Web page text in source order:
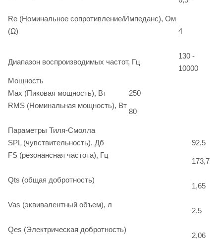
Re (Номинальное сопротивление/Импеданс), Ом
(Ω)
4
Диапазон воспроизводимых частот, Гц
130 -
10000
Мощность
Max (Пиковая мощность), Вт
250
RMS (Номинальная мощность), Вт
80
Параметры Тиля-Смолла
SPL (чувствительность), Дб
92,5
FS (резонансная частота), Гц
173,7
Qts (общая добротность)
1,65
Vas (эквивалентный объем), л
2,5
Qes (Электрическая добротность)
2,06